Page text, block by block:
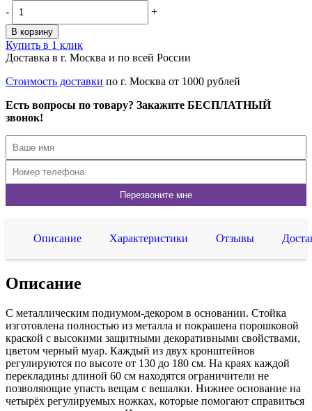
-
+
В корзину
Купить в 1 клик
Доставка в г. Москва и по всей России
Стоимость доставки по г. Москва от 1000 рублей
Есть вопросы по товару? Закажите БЕСПЛАТНЫЙ
звонок!
Описание Характеристики Отзывы
Описание
С металлическим подиумом-декором в основании. Стойка
изготовлена полностью из металла и покрашена порошковой
краской с высокими защитными декоративными свойствами,
цветом черный муар. Каждый из двух кронштейнов
регулируются по высоте от 130 до 180 см. На краях каждой
перекладины длиной 60 см находятся ограничители не
позволяющие упасть вещам с вешалки. Нижнее основание на
четырёх регулируемых ножках, которые помогают справиться